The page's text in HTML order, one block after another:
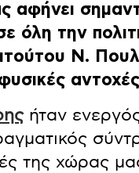
αφήνει
όλη την
Ν.
ήταν
της χώρας